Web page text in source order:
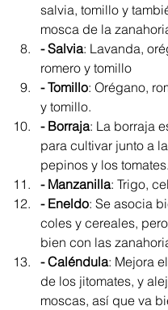
salvia, tomillo y
mosca de la
- Salvia: Lavanda,
romero y tomillo
- Tomillo: Orégano,
y tomillo.
- Borraja: La borraja
para cultivar junto a
pepinos y los tomates.
- Manzanilla: Trigo,
- Eneldo: Se asocia
coles y cereales,
bien con las
- Caléndula: Mejora
de los jitomates, y
moscas, así que va